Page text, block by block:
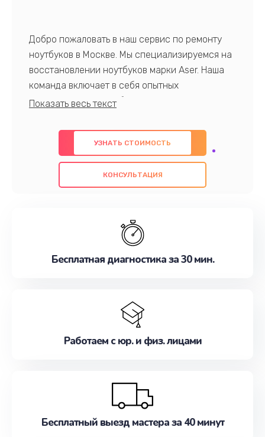
Добро пожаловать в наш сервис по ремонту
ноутбуков в Москве. Мы специализируемся на
восстановлении ноутбуков марки Aser. Наша
команда включает в себя опытных
профессионалов с обширными знаниями и
предлагаем быстрый и качественный ремонт с
использованием оригинальных компонентов, а
также гарантируем качество всех
проведенных работ. Наша цель - предоставить
наилучшим образом. Не медлите записаться на
УЗНАТЬ СТОИМОСТЬ
КОНСУЛЬТАЦИЯ
Бесплатная диагностика за 30 мин.
Работаем с юр. и физ. лицами
Бесплатный выезд мастера за 40 минут